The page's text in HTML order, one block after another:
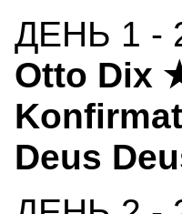
ДЕНЬ 1 -
Otto Dix
Deus